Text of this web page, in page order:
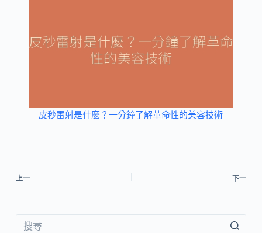
皮秒雷射是什麼？一分鐘了解革命性的美容技術
上一 下一